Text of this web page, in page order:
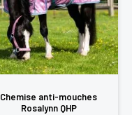
Chemise anti-mouches
Rosalynn QHP